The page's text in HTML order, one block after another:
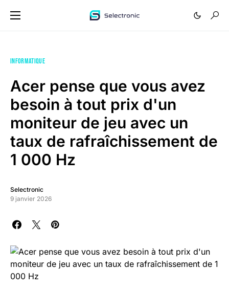
INFORMATIQUE
Acer pense que vous avez
besoin à tout prix d'un
moniteur de jeu avec un
taux de rafraîchissement de
1 000 Hz
Selectronic
9 janvier 2026